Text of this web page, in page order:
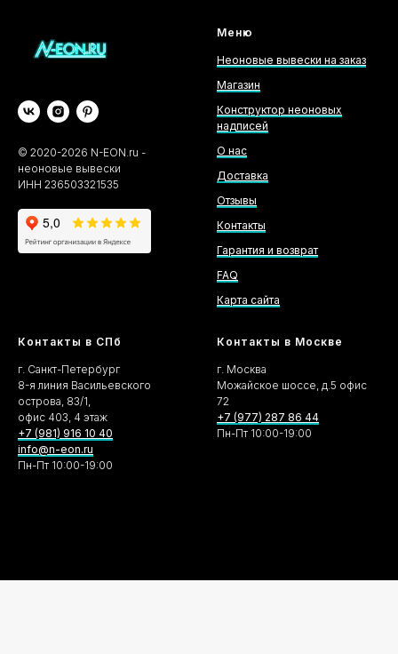
© 2020-2026 N-EON.ru -
неоновые вывески
ИНН 236503321535
Меню
Неоновые вывески на заказ
Магазин
Конструктор неоновых
надписей
О нас
Доставка
Отзывы
Контакты
Гарантия и возврат
FAQ
Карта сайта
Контакты в СПб
г. Санкт-Петербург
8-я линия Васильевского
острова, 83/1,
офис 403, 4 этаж
+7 (981) 916 10 40
info@n-eon.ru
Пн-Пт 10:00-19:00
Контакты в Москве
г. Москва
Можайское шоссе, д.5 офис
72
+7 (977) 287 86 44
Пн-Пт 10:00-19:00